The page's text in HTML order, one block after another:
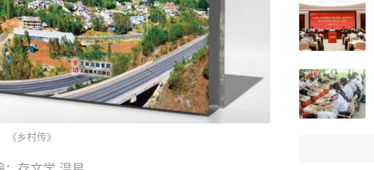
《乡村传》